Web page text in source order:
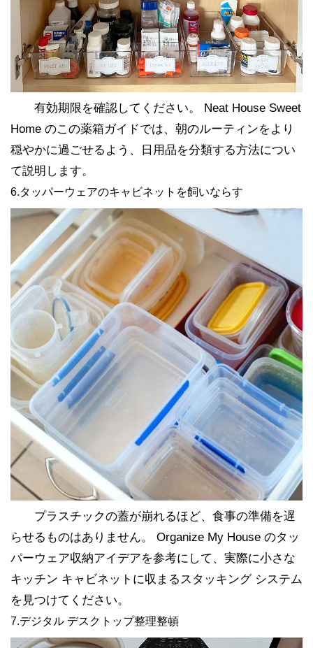
有効期限を確認してください。 Neat House Sweet
Home のこの薬箱ガイドでは、朝のルーティンをより
穏やかに過ごせるよう、日用品を分類する方法につい
て説明します。
6.タッパーウェアのキャビネットを飼いならす
プラスチックの蓋が崩れるほど、食事の準備を遅
らせるものはありません。 Organize My House のタッ
パーウェア収納アイデアを参考にして、実際に小さな
キッチン キャビネットに収まるスタッキング システム
を見つけてください。
7.デジタル デスクトップ整理整頓